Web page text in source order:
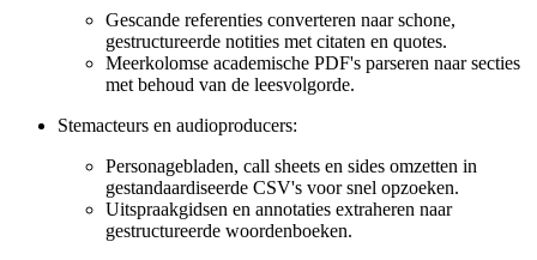
Gescande referenties converteren naar schone,
gestructureerde notities met citaten en quotes.
Meerkolomse academische PDF's parseren naar secties
met behoud van de leesvolgorde.
Stemacteurs en audioproducers:
Personagebladen, call sheets en sides omzetten in
gestandaardiseerde CSV's voor snel opzoeken.
Uitspraakgidsen en annotaties extraheren naar
gestructureerde woordenboeken.